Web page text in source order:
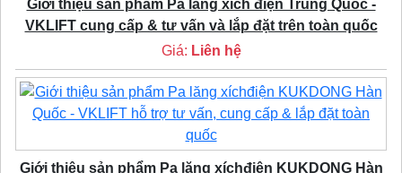
Giới thiệu sản phẩm Pa lăng xích điện Trung Quốc -
VKLIFT cung cấp & tư vấn và lắp đặt trên toàn quốc
Giá: Liên hệ
Giới thiệu sản phẩm Pa lăng xíchđiện KUKDONG Hàn